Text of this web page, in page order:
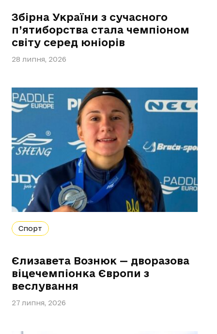
Збірна України з сучасного
п’ятиборства стала чемпіоном
світу серед юніорів
28 липня, 2026
Спорт
Єлизавета Вознюк — дворазова
віцечемпіонка Європи з
веслування
27 липня, 2026